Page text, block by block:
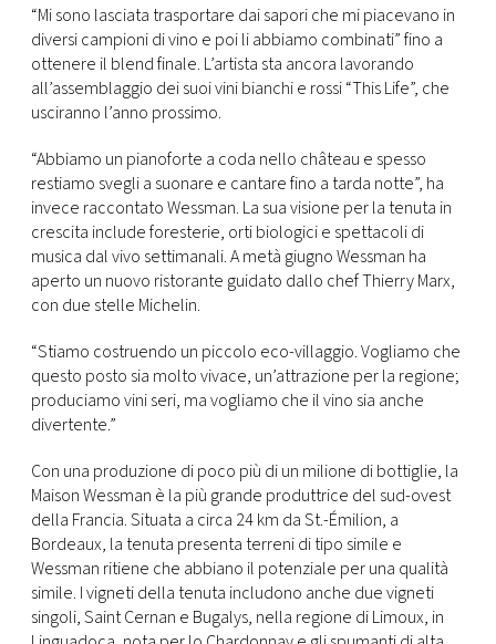
“Mi sono lasciata trasportare dai sapori che mi piacevano in
diversi campioni di vino e poi li abbiamo combinati” fino a
ottenere il blend finale. L’artista sta ancora lavorando
all’assemblaggio dei suoi vini bianchi e rossi “This Life”, che
usciranno l’anno prossimo.
“Abbiamo un pianoforte a coda nello château e spesso
restiamo svegli a suonare e cantare fino a tarda notte”, ha
invece raccontato Wessman. La sua visione per la tenuta in
crescita include foresterie, orti biologici e spettacoli di
musica dal vivo settimanali. A metà giugno Wessman ha
aperto un nuovo ristorante guidato dallo chef Thierry Marx,
con due stelle Michelin.
“Stiamo costruendo un piccolo eco-villaggio. Vogliamo che
questo posto sia molto vivace, un’attrazione per la regione;
produciamo vini seri, ma vogliamo che il vino sia anche
divertente.”
Con una produzione di poco più di un milione di bottiglie, la
Maison Wessman è la più grande produttrice del sud-ovest
della Francia. Situata a circa 24 km da St.-Émilion, a
Bordeaux, la tenuta presenta terreni di tipo simile e
Wessman ritiene che abbiano il potenziale per una qualità
simile. I vigneti della tenuta includono anche due vigneti
singoli, Saint Cernan e Bugalys, nella regione di Limoux, in